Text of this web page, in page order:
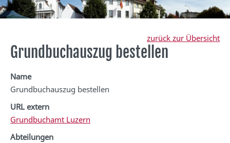
zurück zur Übersicht
Grundbuchauszug bestellen
Name
Grundbuchauszug bestellen
URL extern
Grundbuchamt Luzern
Abteilungen